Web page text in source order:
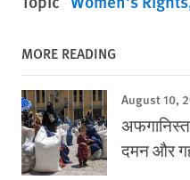
MORE READING
August 10,
दमन और